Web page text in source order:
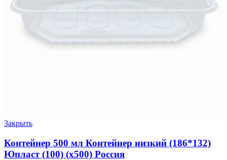
Закрыть
Контейнер 500 мл Контейнер низкий (186*132)
Юпласт (100) (х500) Россия